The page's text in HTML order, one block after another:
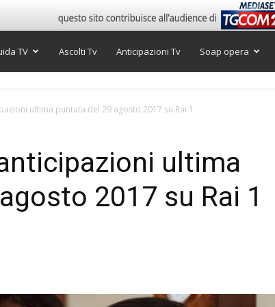
TV Ascolti Tv Anticipazioni Tv Soap opera
ultima puntata del 29 agosto 2017 su Rai 1
ultima
2017 su Rai 1